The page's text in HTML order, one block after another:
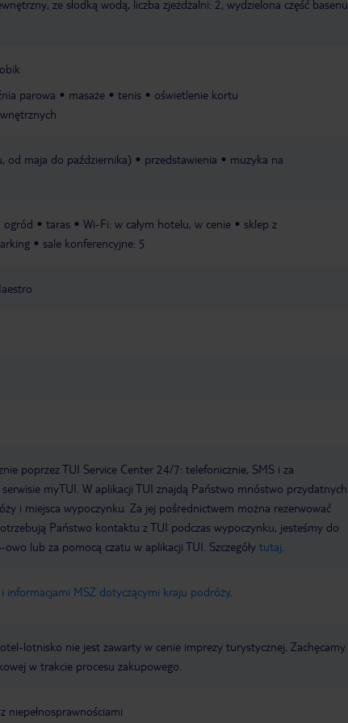
ze słodką wodą, liczba zjeżdżalni: 2, wydzielona część basenu
parowa masaże tenis
oświetlenie kortu
od maja do października) przedstawienia
muzyka na
ogród taras Wi-Fi: w całym hotelu, w cenie
sklep z
sale konferencyjne: 5
poprzez TUI Service Center 24/7: telefonicznie, SMS i za
myTUI. W aplikacji TUI znajdą Państwo mnóstwo przydatnych
i miejsca wypoczynku. Za jej pośrednictwem można rezerwować
Państwo kontaktu z TUI podczas wypoczynku, jesteśmy do
lub za pomocą czatu w aplikacji TUI. Szczegóły tutaj
informacjami MSZ dotyczącymi kraju podróży.
lotnisko nie jest zawarty w cenie imprezy turystycznej. Zachęcamy
w trakcie procesu zakupowego.
niepełnosprawnościami